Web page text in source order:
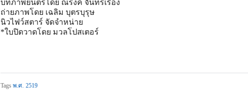
บทภาพยนตร์โดย ณรงค์ จันทร์เรือง
ถ่ายภาพโดย เฉลิม บุตรบุรุษ
นิวไฟว์สตาร์ จัดจำหน่าย
*ใบปิดวาดโดย มวลโปสเตอร์
Tagsพ.ศ. 2519